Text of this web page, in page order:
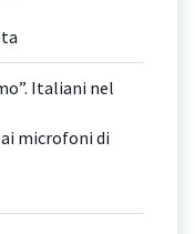
Italiani nel
microfoni di